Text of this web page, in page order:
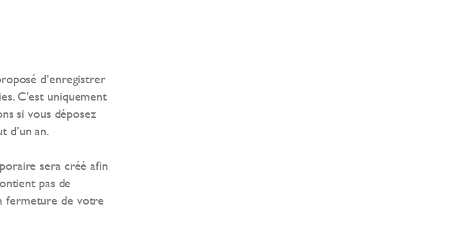
d’enregistrer
C’est uniquement
si vous déposez
d’un an.
sera créé afin
pas de
fermeture de votre